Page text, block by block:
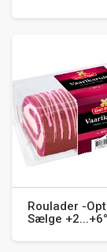
Roulader -
Sælge